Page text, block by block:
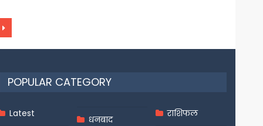
POPULAR CATEGORY
Latest
धनबाद
राशिफल